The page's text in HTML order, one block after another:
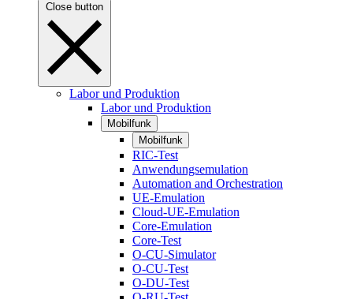
Close button
Labor und Produktion
Labor und Produktion
Mobilfunk
Mobilfunk
RIC-Test
Anwendungsemulation
Automation and Orchestration
UE-Emulation
Cloud-UE-Emulation
Core-Emulation
Core-Test
O-CU-Simulator
O-CU-Test
O-DU-Test